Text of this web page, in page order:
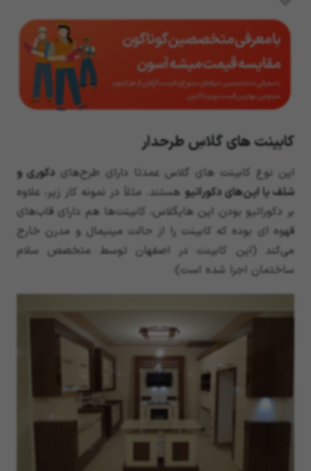
کابینت های گلاسِ طرحدار
این نوع کابینت های گلاس عمدتا دارای طرح‌هایدکوری و
شلف یا اپن‌های دکوراتیو هستند. مثلاً در نمونه کار زیر، علاوه
بر دکوراتیو بودن اپن هایگلاس، کابینت‌ها هم دارای قاب‌های
قهوه ای بوده که کابینت را از حالت مینیمال و مدرن خارج
می‌کند (این کابینت در اصفهان توسط متخصص سلام
ساختمان اجرا شده است):